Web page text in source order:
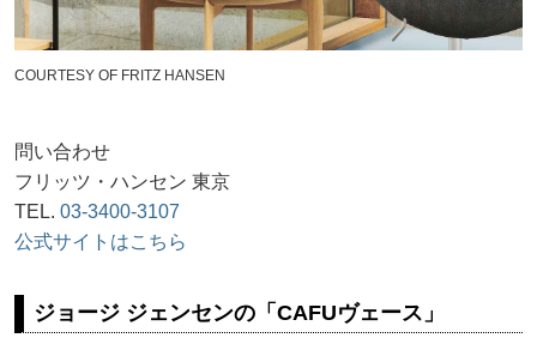
COURTESY OF FRITZ HANSEN
問い合わせ
フリッツ・ハンセン 東京
TEL.03-3400-3107
公式サイトはこちら
ジョージ ジェンセンの「CAFUヴェース」